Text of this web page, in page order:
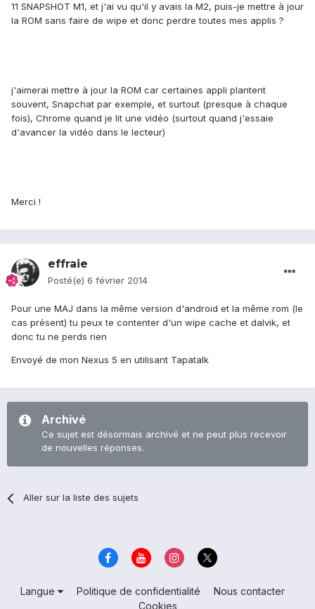
11 SNAPSHOT M1, et j'ai vu qu'il y avais la M2, puis-je mettre à jour
la ROM sans faire de wipe et donc perdre toutes mes applis ?
j'aimerai mettre à jour la ROM car certaines appli plantent
souvent, Snapchat par exemple, et surtout (presque à chaque
fois), Chrome quand je lit une vidéo (surtout quand j'essaie
d'avancer la vidéo dans le lecteur)
Merci !
effraie
Posté(e) 6 février 2014
Pour une MAJ dans la même version d'android et la même rom (le
cas présent) tu peux te contenter d'un wipe cache et dalvik, et
donc tu ne perds rien
Envoyé de mon Nexus 5 en utilisant Tapatalk
Archivé
Ce sujet est désormais archivé et ne peut plus recevoir
de nouvelles réponses.
Aller sur la liste des sujets
Langue Politique de confidentialité
Nous contacter
Cookies